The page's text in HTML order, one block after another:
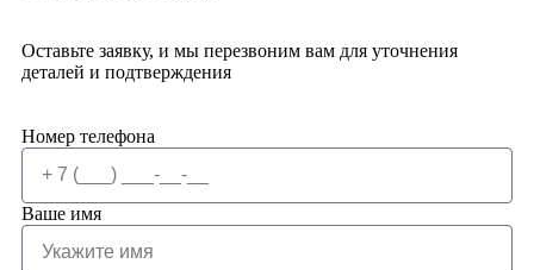
Оставьте заявку, и мы перезвоним вам для уточнения
деталей и подтверждения
Номер телефона
Ваше имя